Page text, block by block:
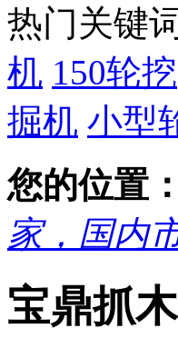
热门关键
机 150轮挖
掘机 小型
您的位置：
家，国内
宝鼎抓